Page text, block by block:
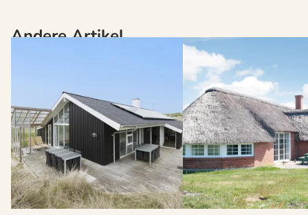
Andere Artikel